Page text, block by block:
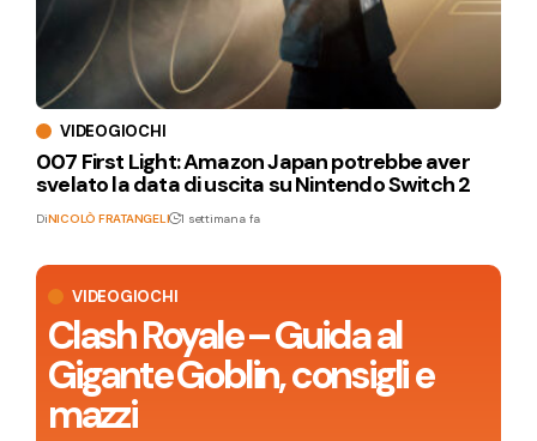
VIDEOGIOCHI
Clash Royale – Guida al
Gigante Goblin, consigli e
mazzi
VIDEOGIOCHI
007 First Light: Amazon Japan potrebbe aver
svelato la data di uscita su Nintendo Switch 2
DiNICOLÒ FRATANGELI 1 settimana fa